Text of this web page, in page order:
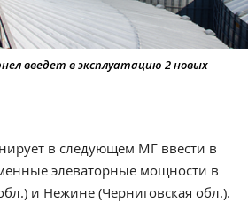
введет в эксплуатацию 2 новых
в следующем МГ ввести в
элеваторные мощности в
и Нежине (Черниговская обл.).